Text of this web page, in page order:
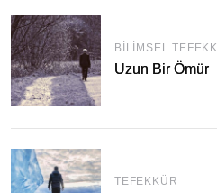
BILIMSEL
Uzun Bir Ömür
TEFEKKÜR